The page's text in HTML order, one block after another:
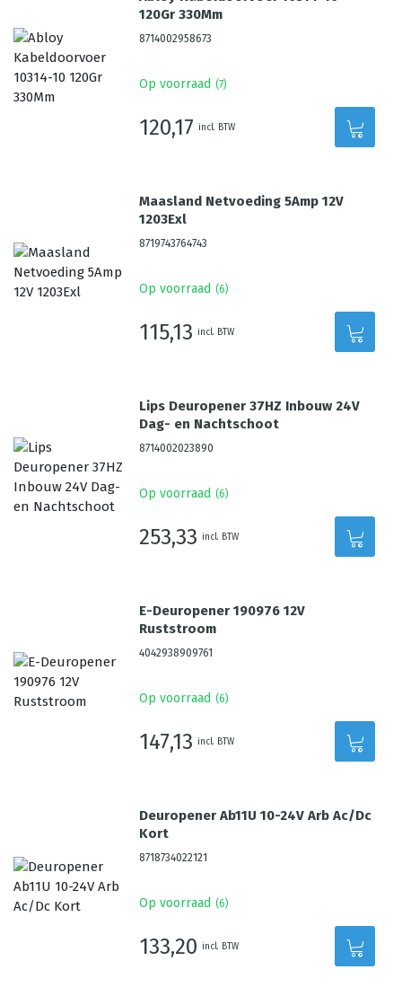
120Gr 330Mm
8714002958673
Op voorraad (7)
120,17 incl. BTW
Maasland Netvoeding 5Amp 12V
1203Exl
8719743764743
Op voorraad (6)
115,13 incl. BTW
Lips Deuropener 37HZ Inbouw 24V
Dag- en Nachtschoot
8714002023890
Op voorraad (6)
253,33 incl. BTW
E-Deuropener 190976 12V
Ruststroom
4042938909761
Op voorraad (6)
147,13 incl. BTW
Deuropener Ab11U 10-24V Arb Ac/Dc
Kort
8718734022121
Op voorraad (6)
133,20 incl. BTW